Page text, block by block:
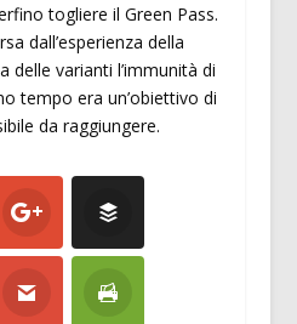
togliere il Green Pass.
dall’esperienza della
delle varianti l’immunità di
tempo era un’obiettivo di
da raggiungere.